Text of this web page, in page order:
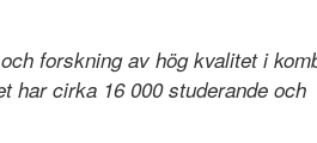
forskning av hög kvalitet i
har cirka 16 000 studerande och